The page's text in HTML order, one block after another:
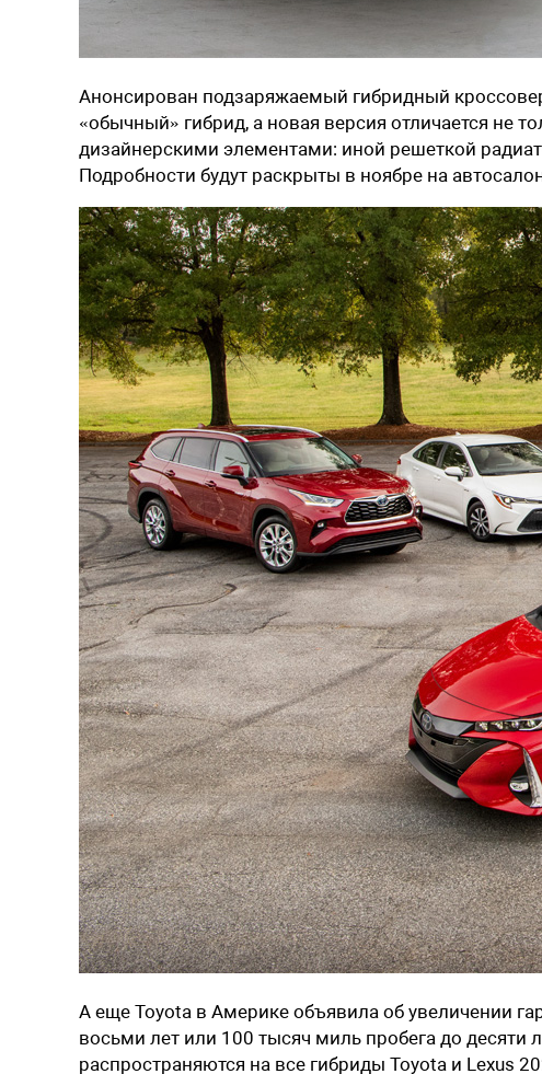
Анонсирован подзаряжаемый гибридный
«обычный» гибрид, а новая версия отличается не
дизайнерскими элементами: иной решеткой
Подробности будут раскрыты в ноябре на
А еще Toyota в Америке объявила об увеличении
восьми лет или 100 тысяч миль пробега до
распространяются на все гибриды Toyota и Lexus